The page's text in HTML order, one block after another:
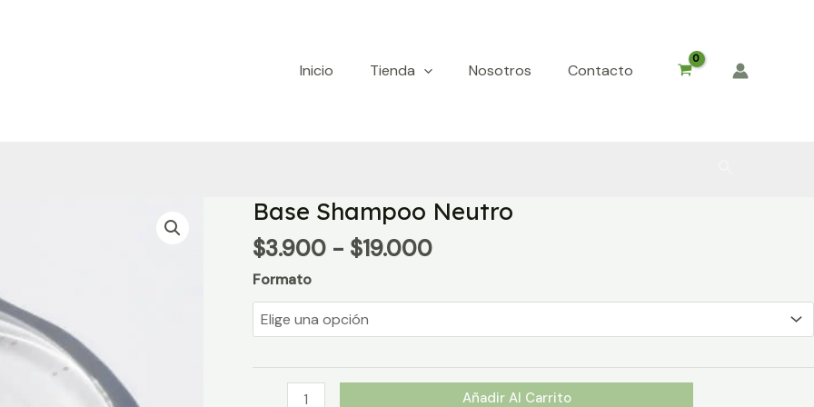
Inicio Tienda Nosotros Contacto
Base Shampoo Neutro
$3.900 - $19.000Rango
precios:
$3.900
hasta
$19.000
Formato
Añadir Al Carrito